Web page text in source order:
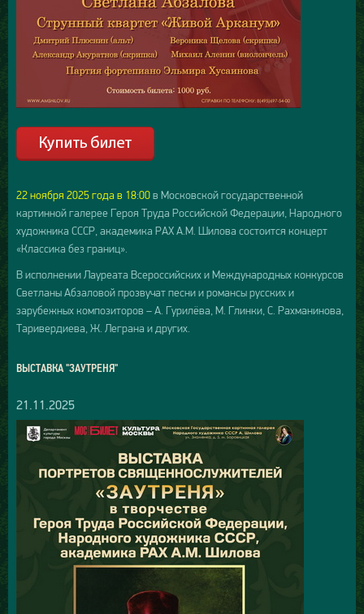
22 ноября 2025 года в 18:00в Московской государственной
картинной галерее Героя Труда Российской Федерации, Народного
художника СССР, академика РАХ А.М. Шилова состоится концерт
«Классика без границ».
В исполнении Лауреата Всероссийских и Международных конкурсов
Светланы Абзаловой прозвучат песни и романсы русских и
зарубежных композиторов – А. Гурилёва, М. Глинки, С. Рахманинова,
Таривердиева, Ж. Леграна и других.
ВЫСТАВКА "ЗАУТРЕНЯ"
21.11.2025